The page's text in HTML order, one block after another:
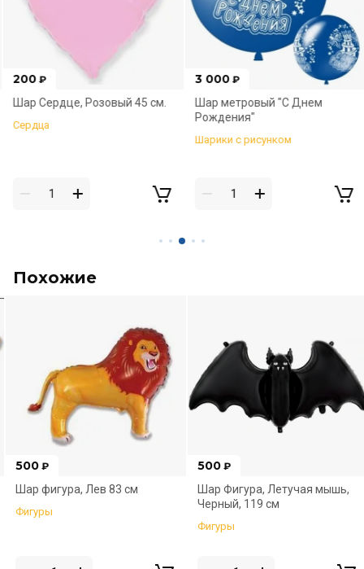
200₽
Шар Сердце, Розовый 45 см.
Сердца
3 000₽
Шар метровый "С Днем
Рождения"
Шарики с рисунком
Похожие
500₽
Шар фигура, Лев 83 см
Фигуры
Новинка
500₽
Шар Фигура, Летучая мышь,
Черный, 119 см
Фигуры